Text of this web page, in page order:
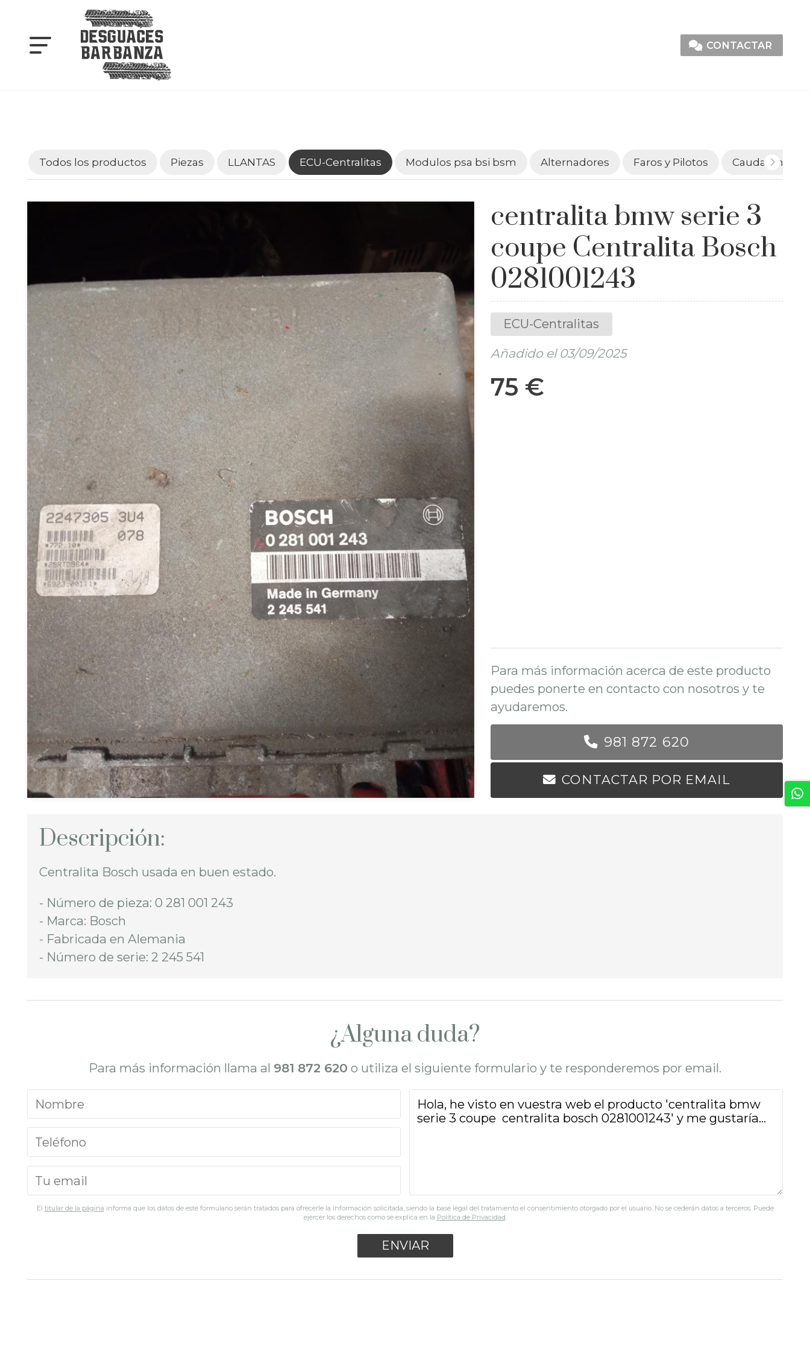
CONTACTAR
Todos los productos Piezas LLANTAS ECU-Centralitas Modulos psa bsi bsm Alternadores Faros y Pilotos Caudalímetros
centralita bmw serie 3
coupe Centralita Bosch
0281001243
ECU-Centralitas
Añadido el 03/09/2025
75 €
Para más información acerca de este producto
puedes ponerte en contacto con nosotros y te
ayudaremos.
981 872 620
CONTACTAR POR EMAIL
Descripción:
Centralita Bosch usada en buen estado.
- Número de pieza: 0 281 001 243
- Marca: Bosch
- Fabricada en Alemania
- Número de serie: 2 245 541
¿Alguna duda?
Para más información llama al 981 872 620 o utiliza el siguiente formulario y te responderemos por email.
El titular de la página informa que los datos de este formulario serán tratados para ofrecerle la información solicitada, siendo la base legal del tratamiento el consentimiento otorgado por el usuario. No se cederán datos a terceros. Puede
ejercer los derechos como se explica en la Política de Privacidad.